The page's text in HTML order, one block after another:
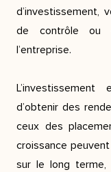
d’investissement,
de contrôle ou
l’entreprise.
d’obtenir des
ceux des
croissance
sur le long terme,